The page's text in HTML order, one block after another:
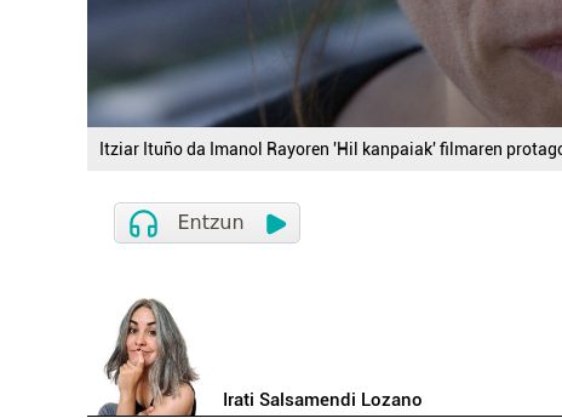
Itziar Ituño da Imanol Rayoren 'Hil kanpaiak' filmaren
Irati Salsamendi Lozano